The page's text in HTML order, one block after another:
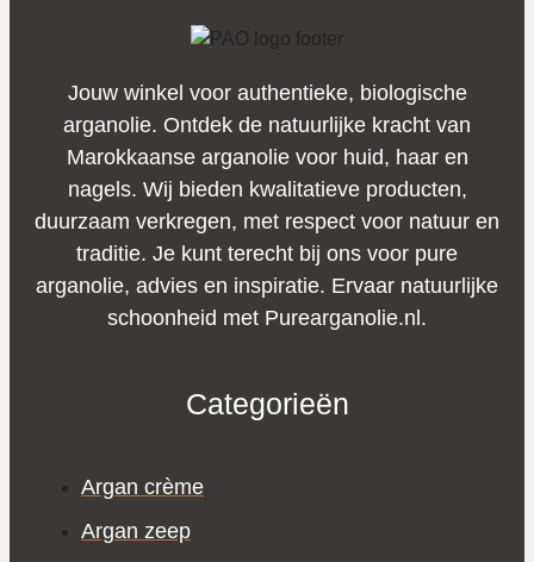
Jouw winkel voor authentieke, biologische
arganolie. Ontdek de natuurlijke kracht van
Marokkaanse arganolie voor huid, haar en
nagels. Wij bieden kwalitatieve producten,
duurzaam verkregen, met respect voor natuur en
traditie. Je kunt terecht bij ons voor pure
arganolie, advies en inspiratie. Ervaar natuurlijke
schoonheid met Purearganolie.nl.
Categorieën
Argan crème
Argan zeep